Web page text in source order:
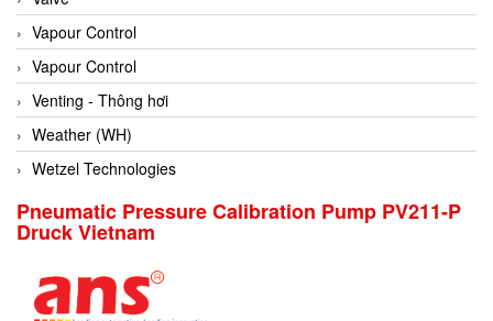
Copeland
Cortem
Cosa Xentaur
Cosil
Coulton
Crowcon
Crutec Dust Zero Vietnam
Crydom
Vapour Control
Vapour Control
Venting - Thông hơi
Weather (WH)
Wetzel Technologies
Pneumatic Pressure Calibration Pump PV211-P
Druck Vietnam